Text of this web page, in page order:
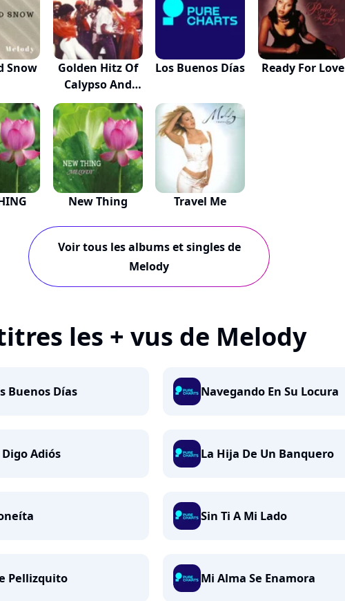
Snow
Golden Hitz Of
Calypso And
So...
Los Buenos Días Ready For Love
New Thing Travel Me
Voir tous les albums et singles de
Melody
les + vus de Melody
Buenos Días Navegando En Su Locura
Digo Adiós La Hija De Un Banquero
Sin Ti A Mi Lado
Pellizquito Mi Alma Se Enamora